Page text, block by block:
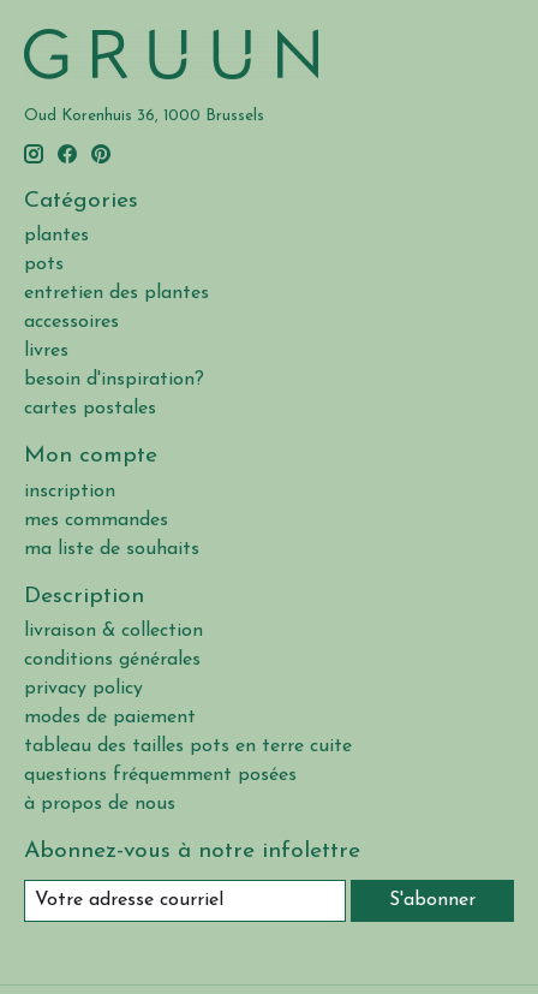
Oud Korenhuis 36, 1000 Brussels
Catégories
plantes
pots
entretien des plantes
accessoires
livres
besoin d'inspiration?
cartes postales
Mon compte
inscription
mes commandes
ma liste de souhaits
Description
livraison & collection
conditions générales
privacy policy
modes de paiement
tableau des tailles pots en terre cuite
questions fréquemment posées
à propos de nous
Abonnez-vous à notre infolettre
S'abonner